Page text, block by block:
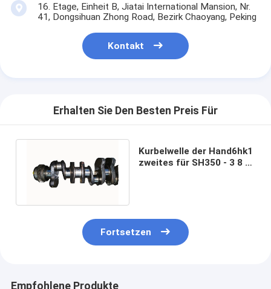
16. Etage, Einheit B, Jiatai International Mansion, Nr.
41, Dongsihuan Zhong Road, Bezirk Chaoyang, Peking
Kontakt
Erhalten Sie Den Besten Preis Für
Kurbelwelle der Hand6hk1
zweites für SH350 - 3 8 -
Fortsetzen
Empfohlene Produkte